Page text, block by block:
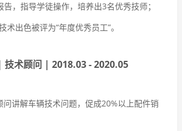
，指导学徒操作，培养出3名优秀技师；
出色被评为“年度优秀员工”。
技术顾问 | 2018.03 - 2020.05
问讲解车辆技术问题，促成20%以上配件销